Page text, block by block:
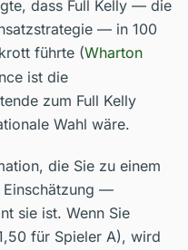
dass Full Kelly — die
— in 100
führte (Wharton
ist die
zum Full Kelly
Wahl wäre.
die Sie zu einem
Einschätzung —
sie ist. Wenn Sie
für Spieler A), wird